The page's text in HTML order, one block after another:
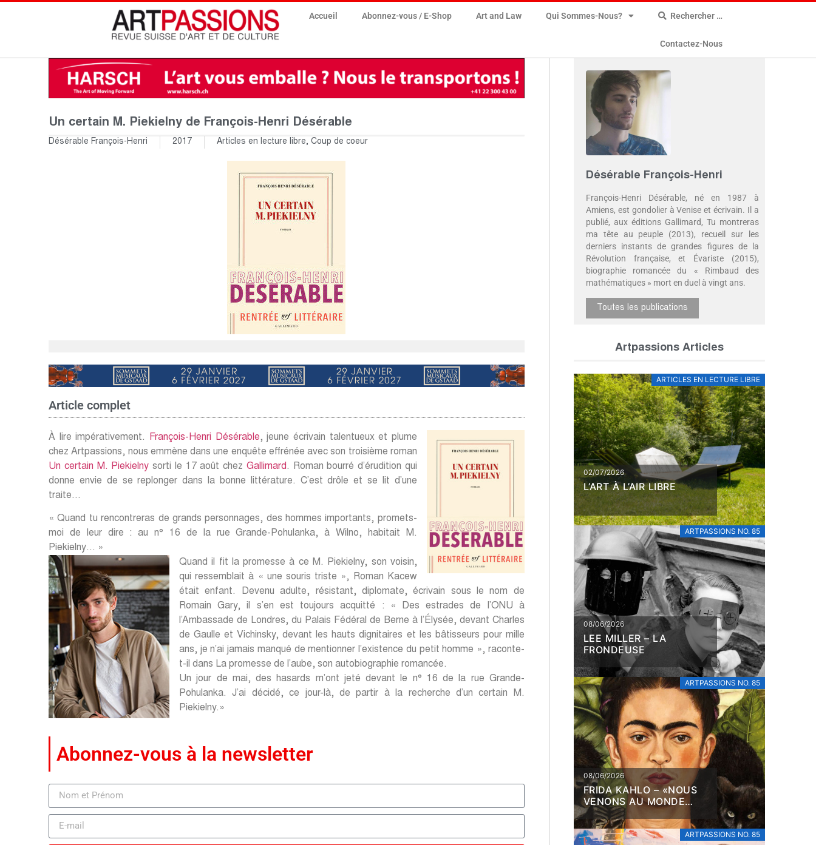
Accueil Abonnez-vous / E-Shop Art and Law Qui Sommes-Nous? Rechercher …
Contactez-Nous
Un certain M. Piekielny de François-Henri Désérable
Désérable François-Henri 2017 Articles en lecture libre, Coup de coeur
Article complet
À lire impérativement. François-Henri Désérable, jeune écrivain talentueux et plume
chez Artpassions, nous emmène dans une enquête effrénée avec son troisième roman
Un certain M. Piekielny sorti le 17 août chez Gallimard. Roman bourré d’érudition qui
donne envie de se replonger dans la bonne littérature. C’est drôle et se lit d’une
traite…
« Quand tu rencontreras de grands personnages, des hommes importants, promets-
moi de leur dire : au n° 16 de la rue Grande-Pohulanka, à Wilno, habitait M.
Piekielny… »
Quand il fit la promesse à ce M. Piekielny, son voisin,
qui ressemblait à « une souris triste », Roman Kacew
était enfant. Devenu adulte, résistant, diplomate, écrivain sous le nom de
Romain Gary, il s’en est toujours acquitté : « Des estrades de l’ONU à
l’Ambassade de Londres, du Palais Fédéral de Berne à l’Élysée, devant Charles
de Gaulle et Vichinsky, devant les hauts dignitaires et les bâtisseurs pour mille
ans, je n’ai jamais manqué de mentionner l’existence du petit homme », raconte-
t-il dans La promesse de l’aube, son autobiographie romancée.
Un jour de mai, des hasards m’ont jeté devant le n° 16 de la rue Grande-
Pohulanka. J’ai décidé, ce jour-là, de partir à la recherche d’un certain M.
Piekielny.»
Abonnez-vous à la newsletter
Désérable François-Henri
François-Henri Désérable, né en 1987 à
Amiens, est gondolier à Venise et écrivain. Il a
publié, aux éditions Gallimard, Tu montreras
ma tête au peuple (2013), recueil sur les
derniers instants de grandes figures de la
Révolution française, et Évariste (2015),
biographie romancée du « Rimbaud des
mathématiques » mort en duel à vingt ans.
Toutes les publications
Artpassions Articles
ARTICLES EN LECTURE LIBRE
02/07/2026
L’ART À L’AIR LIBRE
ARTPASSIONS NO. 85
08/06/2026
LEE MILLER – LA
FRONDEUSE
ARTPASSIONS NO. 85
08/06/2026
FRIDA KAHLO – «NOUS
VENONS AU MONDE
POUR SOUFFRIR»
ARTPASSIONS NO. 85